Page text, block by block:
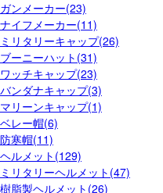
ガンメーカー(23)
ナイフメーカー(11)
ミリタリーキャップ(26)
ブーニーハット(31)
ワッチキャップ(23)
バンダナキャップ(3)
マリーンキャップ(1)
ベレー帽(6)
防寒帽(11)
ヘルメット(129)
ミリタリーヘルメット(47)
樹脂製ヘルメット(26)